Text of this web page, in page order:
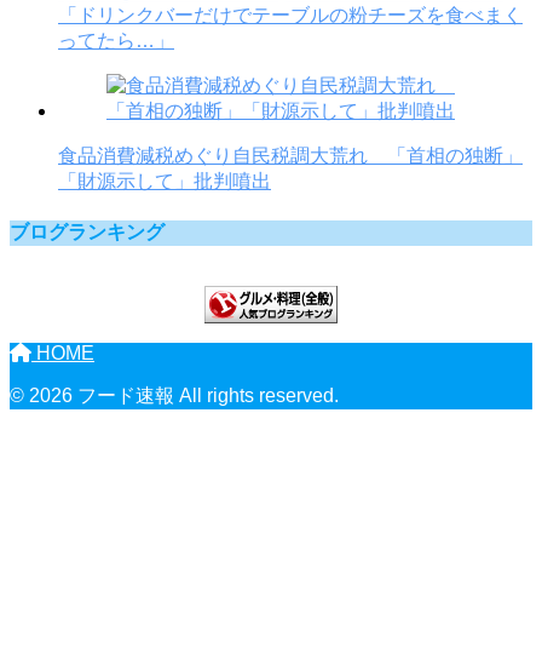
「ドリンクバーだけでテーブルの粉チーズを食べまく
ってたら…」
食品消費減税めぐり自民税調大荒れ 「首相の独断」
「財源示して」批判噴出
ブログランキング
HOME
© 2026 フード速報 All rights reserved.